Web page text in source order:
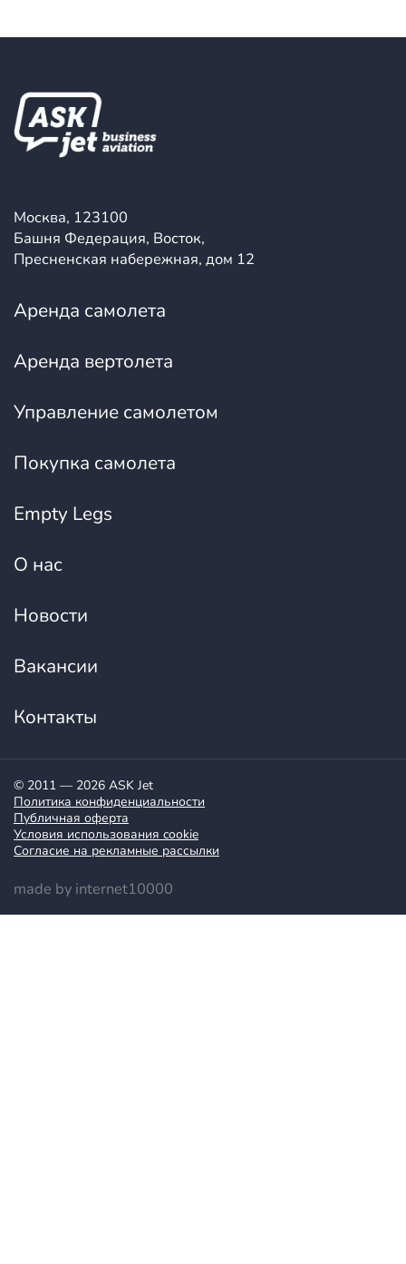
Москва, 123100
Башня Федерация, Восток,
Пресненская набережная, дом 12
Аренда самолета
Аренда вертолета
Управление самолетом
Покупка самолета
Empty Legs
О нас
Новости
Вакансии
Контакты
© 2011 — 2026 ASK Jet
Политика конфиденциальности
Публичная оферта
Условия использования cookie
Согласие на рекламные рассылки
made by internet10000